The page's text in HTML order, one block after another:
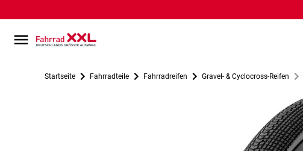
Startseite Fahrradteile Fahrradreifen Gravel- & Cyclocross-Reifen